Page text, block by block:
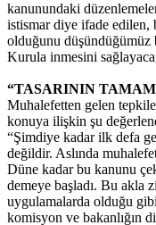
kanunundaki
istismar diye ifade edilen,
olduğunu düşündüğümüz
Kurula inmesini
“TASARININ
Muhalefetten gelen
konuya ilişkin şu
“Şimdiye kadar ilk defa
değildir. Aslında
Düne kadar bu kanunu
demeye başladı. Bu akla
uygulamalarda olduğu
komisyon ve bakanlığın